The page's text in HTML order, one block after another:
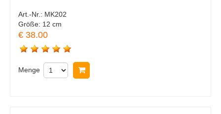
Art.-Nr.: MK202
Größe: 12 cm
€ 38.00
Menge